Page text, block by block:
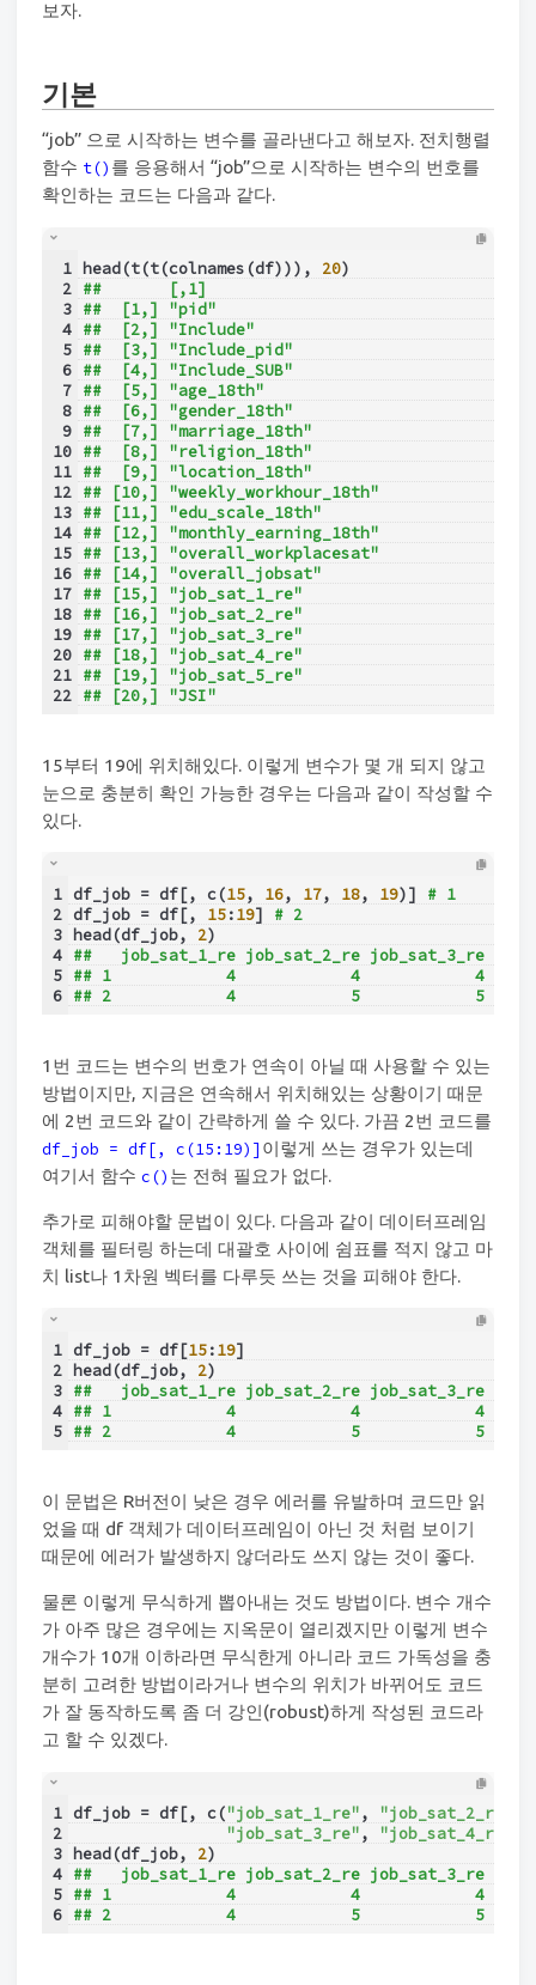
보자.
기본
“job” 으로 시작하는 변수를 골라낸다고 해보자. 전치행렬
함수 t() 를 응용해서 “job”으로 시작하는 변수의 번호를
확인하는 코드는 다음과 같다.
1
2
3
4
5
6
7
8
9
10
11
12
13
14
15
16
17
18
19
20
21
22
head(t(t(colnames(df))), 20)
##       [,1]
##  [1,] "pid"
##  [2,] "Include"
##  [3,] "Include_pid"
##  [4,] "Include_SUB"
##  [5,] "age_18th"
##  [6,] "gender_18th"
##  [7,] "marriage_18th"
##  [8,] "religion_18th"
##  [9,] "location_18th"
## [10,] "weekly_workhour_18th"
## [11,] "edu_scale_18th"
## [12,] "monthly_earning_18th"
## [13,] "overall_workplacesat"
## [14,] "overall_jobsat"
## [15,] "job_sat_1_re"
## [16,] "job_sat_2_re"
## [17,] "job_sat_3_re"
## [18,] "job_sat_4_re"
## [19,] "job_sat_5_re"
## [20,] "JSI"
15부터 19에 위치해있다. 이렇게 변수가 몇 개 되지 않고
눈으로 충분히 확인 가능한 경우는 다음과 같이 작성할 수
있다.
1
2
3
4
5
6
df_job = df[, c(15, 16, 17, 18, 19)] # 1
df_job = df[, 15:19] # 2
head(df_job, 2)
##   job_sat_1_re job_sat_2_re job_sat_3_re
## 1            4            4            4
## 2            4            5            5
1번 코드는 변수의 번호가 연속이 아닐 때 사용할 수 있는
방법이지만, 지금은 연속해서 위치해있는 상황이기 때문
에 2번 코드와 같이 간략하게 쓸 수 있다. 가끔 2번 코드를
df_job = df[, c(15:19)] 이렇게 쓰는 경우가 있는데
여기서 함수 c() 는 전혀 필요가 없다.
추가로 피해야할 문법이 있다. 다음과 같이 데이터프레임
객체를 필터링 하는데 대괄호 사이에 쉼표를 적지 않고 마
치 list나 1차원 벡터를 다루듯 쓰는 것을 피해야 한다.
1
2
3
4
5
df_job = df[15:19]
head(df_job, 2)
##   job_sat_1_re job_sat_2_re job_sat_3_re
## 1            4            4            4
## 2            4            5            5
이 문법은 R버전이 낮은 경우 에러를 유발하며 코드만 읽
었을 때 df 객체가 데이터프레임이 아닌 것 처럼 보이기
때문에 에러가 발생하지 않더라도 쓰지 않는 것이 좋다.
물론 이렇게 무식하게 뽑아내는 것도 방법이다. 변수 개수
가 아주 많은 경우에는 지옥문이 열리겠지만 이렇게 변수
개수가 10개 이하라면 무식한게 아니라 코드 가독성을 충
분히 고려한 방법이라거나 변수의 위치가 바뀌어도 코드
가 잘 동작하도록 좀 더 강인(robust)하게 작성된 코드라
고 할 수 있겠다.
1
2
3
4
5
6
df_job = df[, c("job_sat_1_re", "job_sat_2_re"
"job_sat_3_re", "job_sat_4_re"
head(df_job, 2)
##   job_sat_1_re job_sat_2_re job_sat_3_re
## 1            4            4            4
## 2            4            5            5